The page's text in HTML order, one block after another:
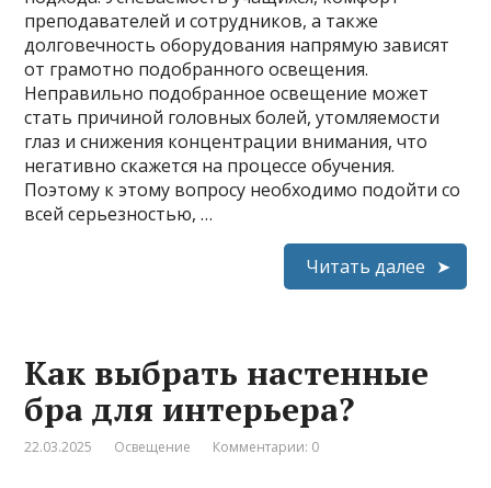
преподавателей и сотрудников, а также
долговечность оборудования напрямую зависят
от грамотно подобранного освещения.
Неправильно подобранное освещение может
стать причиной головных болей, утомляемости
глаз и снижения концентрации внимания, что
негативно скажется на процессе обучения.
Поэтому к этому вопросу необходимо подойти со
всей серьезностью, …
Читать далее
Как выбрать настенные
бра для интерьера?
22.03.2025 Освещение Комментарии: 0